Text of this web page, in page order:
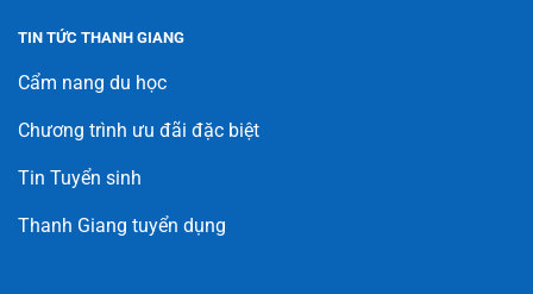
TIN TỨC THANH GIANG
Cẩm nang du học
Chương trình ưu đãi đặc biệt
Tin Tuyển sinh
Thanh Giang tuyển dụng